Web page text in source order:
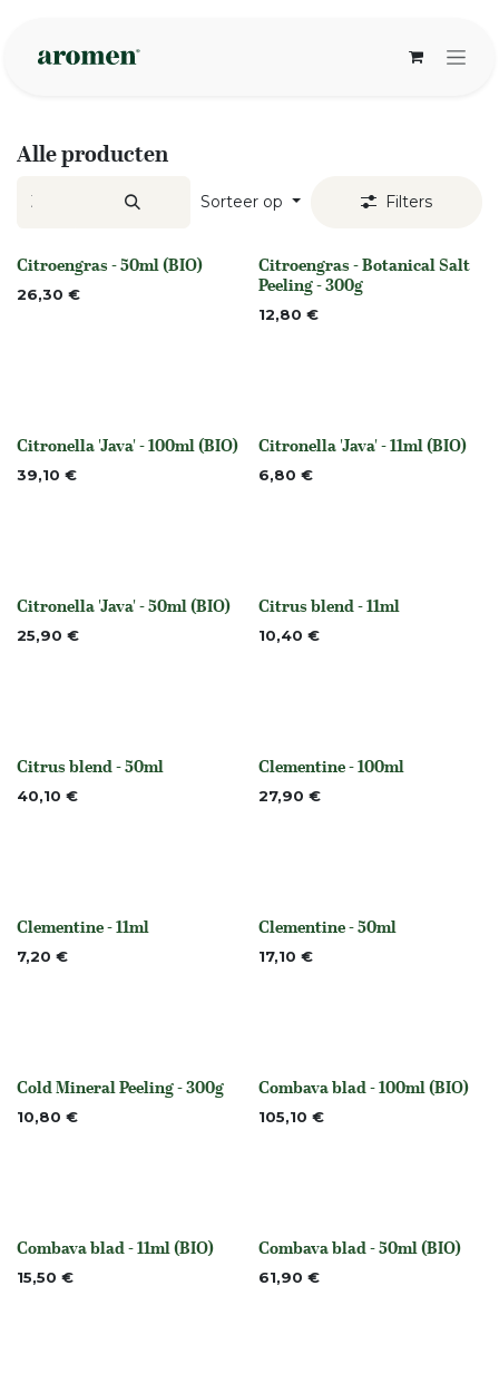
Alle producten
Sorteer op Filters
Niet op voorraad
Citroengras - 50ml (BIO)
26,30 € None
Citroengras - Botanical Salt
Peeling - 300g
12,80 €
None
Citronella 'Java' - 100ml (BIO)
39,10 € None
Citronella 'Java' - 11ml (BIO)
6,80 €
None
Citronella 'Java' - 50ml (BIO)
25,90 € None
Citrus blend - 11ml
10,40 €
None
Citrus blend - 50ml
40,10 € None
Clementine - 100ml
27,90 €
None
Clementine - 11ml
7,20 € None
Clementine - 50ml
17,10 €
None
Cold Mineral Peeling - 300g
10,80 € None
Combava blad - 100ml (BIO)
105,10 €
None
Combava blad - 11ml (BIO)
15,50 € None
Combava blad - 50ml (BIO)
61,90 €